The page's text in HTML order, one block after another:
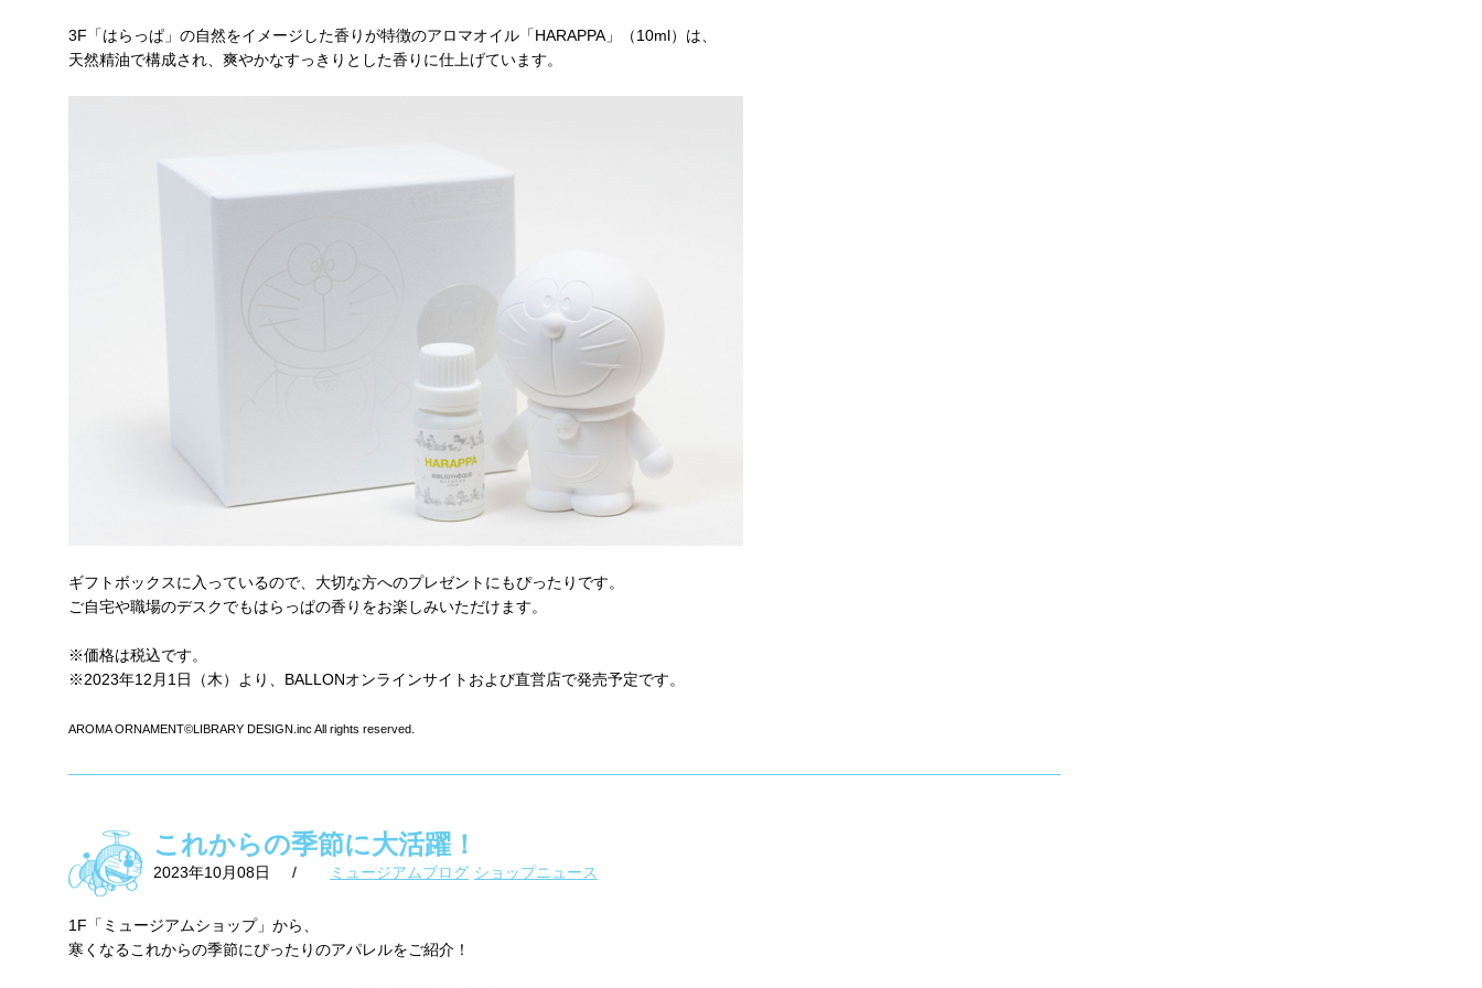
3F「はらっぱ」の自然をイメージした香りが特徴のアロマオイル「HARAPPA」（10ml）は、
天然精油で構成され、爽やかなすっきりとした香りに仕上げています。
ギフトボックスに入っているので、大切な方へのプレゼントにもぴったりです。
ご自宅や職場のデスクでもはらっぱの香りをお楽しみいただけます。
※価格は税込です。
※2023年12月1日（木）より、BALLONオンラインサイトおよび直営店で発売予定です。
AROMA ORNAMENT©LIBRARY DESIGN.inc All rights reserved.
これからの季節に大活躍！
2023年10月08日 / ミュージアムブログ ショップニュース
1F「ミュージアムショップ」から、
寒くなるこれからの季節にぴったりのアパレルをご紹介！